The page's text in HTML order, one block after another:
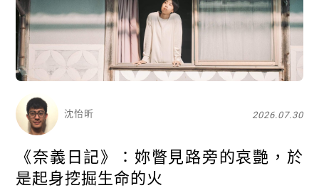
沈怡昕 2026.07.30
《奈義日記》：妳瞥見路旁的哀艷，於
是起身挖掘生命的火